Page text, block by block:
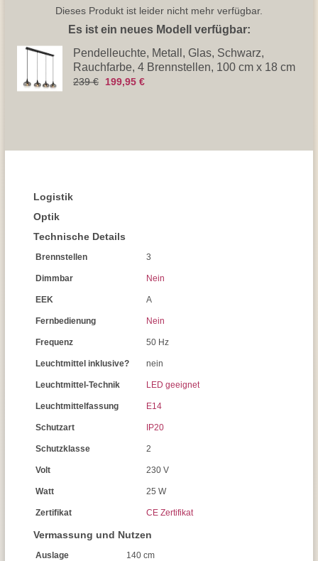
Dieses Produkt ist leider nicht mehr verfügbar.
Es ist ein neues Modell verfügbar:
Pendelleuchte, Metall, Glas, Schwarz,
Rauchfarbe, 4 Brennstellen, 100 cm x 18 cm
239 € 199,95 €
Logistik
Optik
Technische Details
Brennstellen 3
Dimmbar Nein
EEK A
Fernbedienung Nein
Frequenz 50 Hz
Leuchtmittel inklusive? nein
Leuchtmittel-Technik LED geeignet
Leuchtmittelfassung E14
Schutzart IP20
Schutzklasse 2
Volt 230 V
Watt 25 W
Zertifikat CE Zertifikat
Vermassung und Nutzen
Auslage 140 cm